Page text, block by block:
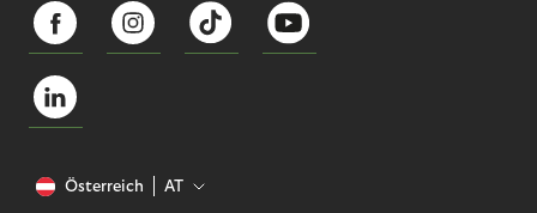
Österreich AT